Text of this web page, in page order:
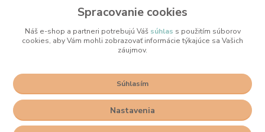
+421 950 436 258
(Po-Pia, 9-17 hod.)
Spracovanie cookies
Náš e-shop a partneri potrebujú Váš súhlas s použitím súborov
cookies, aby Vám mohli zobrazovať informácie týkajúce sa Vašich
záujmov.
Nastavenia
Súhlasím